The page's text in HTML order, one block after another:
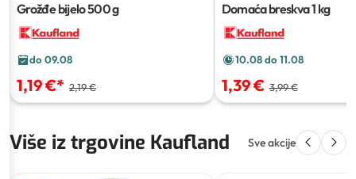
Grožđe bijelo500 g
do 09.08
1,19 €* 2,19 €
Domaća breskva1 kg
10.08 do 11.08
1,39 € 3,99 €
Više iz trgovine Kaufland Sve akcije